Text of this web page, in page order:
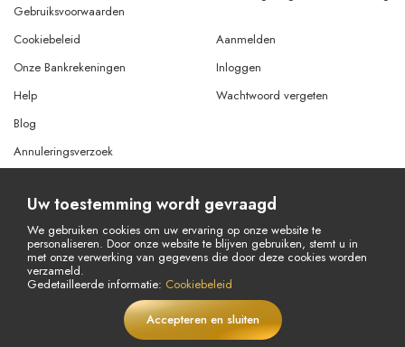
In winkelwagen
Annulerings- en
Retourvoorwaarden
Privacybeleid
Onze Bankrekeningen
Help
Inloggen
Wachtwoord vergeten
Uw toestemming wordt gevraagd
We gebruiken cookies om uw ervaring op onze website te
personaliseren. Door onze website te blijven gebruiken, stemt u in
met onze verwerking van gegevens die door deze cookies worden
verzameld.
Gedetailleerde informatie: Cookiebeleid
Accepteren en sluiten